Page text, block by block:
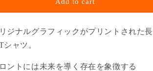
PRINT
T-
SHIRT
PRINT
T-
ジナルグラフィックがプリントされた長
シャツ。
ントには未来を導く存在を象徴する